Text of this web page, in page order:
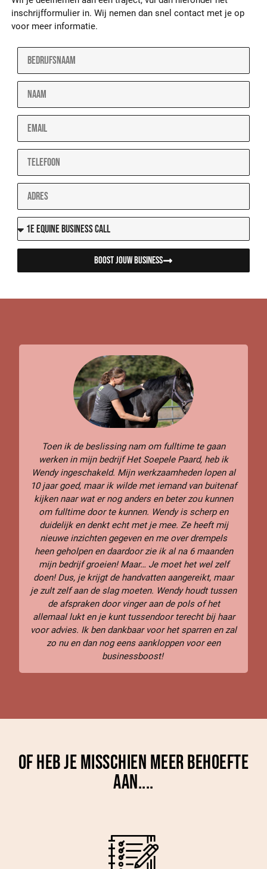
inschrijfformulier in. Wij nemen dan snel contact met je op
voor meer informatie.
Boost jouw business
Toen ik de beslissing nam om fulltime te gaan
werken in mijn bedrijf Het Soepele Paard, heb ik
Wendy ingeschakeld. Mijn werkzaamheden lopen al
10 jaar goed, maar ik wilde met iemand van buitenaf
kijken naar wat er nog anders en beter zou kunnen
om fulltime door te kunnen. Wendy is scherp en
duidelijk en denkt echt met je mee. Ze heeft mij
nieuwe inzichten gegeven en me over drempels
heen geholpen en daardoor zie ik al na 6 maanden
mijn bedrijf groeien! Maar… Je moet het wel zelf
doen! Dus, je krijgt de handvatten aangereikt, maar
je zult zelf aan de slag moeten. Wendy houdt tussen
de afspraken door vinger aan de pols of het
allemaal lukt en je kunt tussendoor terecht bij haar
voor advies. Ik ben dankbaar voor het sparren en zal
zo nu en dan nog eens aankloppen voor een
businessboost!
Of heb je misschien meer behoefte
aan....